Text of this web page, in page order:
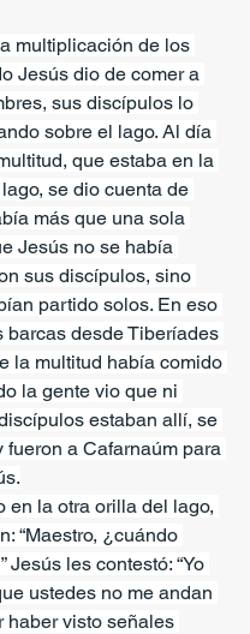
multiplicación de los
Jesús dio de comer a
sus discípulos lo
sobre el lago. Al día
que estaba en la
se dio cuenta de
más que una sola
Jesús no se había
sus discípulos, sino
partido solos. En eso
barcas desde Tiberíades
la multitud había comido
la gente vio que ni
estaban allí, se
fueron a Cafarnaúm para
en la otra orilla del lago,
“Maestro, ¿cuándo
Jesús les contestó: “Yo
ustedes no me andan
haber visto señales